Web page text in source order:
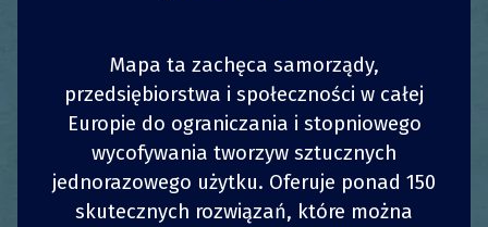
Organizacje pozarządowe
Organizacje pozarządowe
Abracada’vracto projekt realizowany w ramach
stowarzyszenia Zero Dechet Lyon (Zero Waste
1 UDOSTĘPNIJ z UDOSTĘPNIJ
4 UDOSTĘPNIJ UDOSTĘPNIJ
Mapa ta zachęca samorządy,
przedsiębiorstwa i społeczności w całej
Europie do ograniczania i stopniowego
wycofywania tworzyw sztucznych
jednorazowego użytku. Oferuje ponad 150
skutecznych rozwiązań, które można
1 UDOSTĘPNIJ z UDOSTĘPNIJ
4 UDOSTĘPNIJ UDOSTĘPNIJ